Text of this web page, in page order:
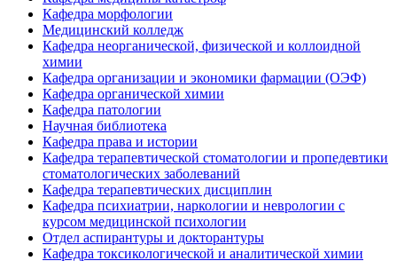
Кафедра морфологии
Медицинский колледж
Кафедра неорганической, физической и коллоидной
химии
Кафедра организации и экономики фармации (ОЭФ)
Кафедра органической химии
Кафедра патологии
Научная библиотека
Кафедра права и истории
Кафедра терапевтической стоматологии и пропедевтики
стоматологических заболеваний
Кафедра терапевтических дисциплин
Кафедра психиатрии, наркологии и неврологии с
курсом медицинской психологии
Отдел аспирантуры и докторантуры
Кафедра токсикологической и аналитической химии